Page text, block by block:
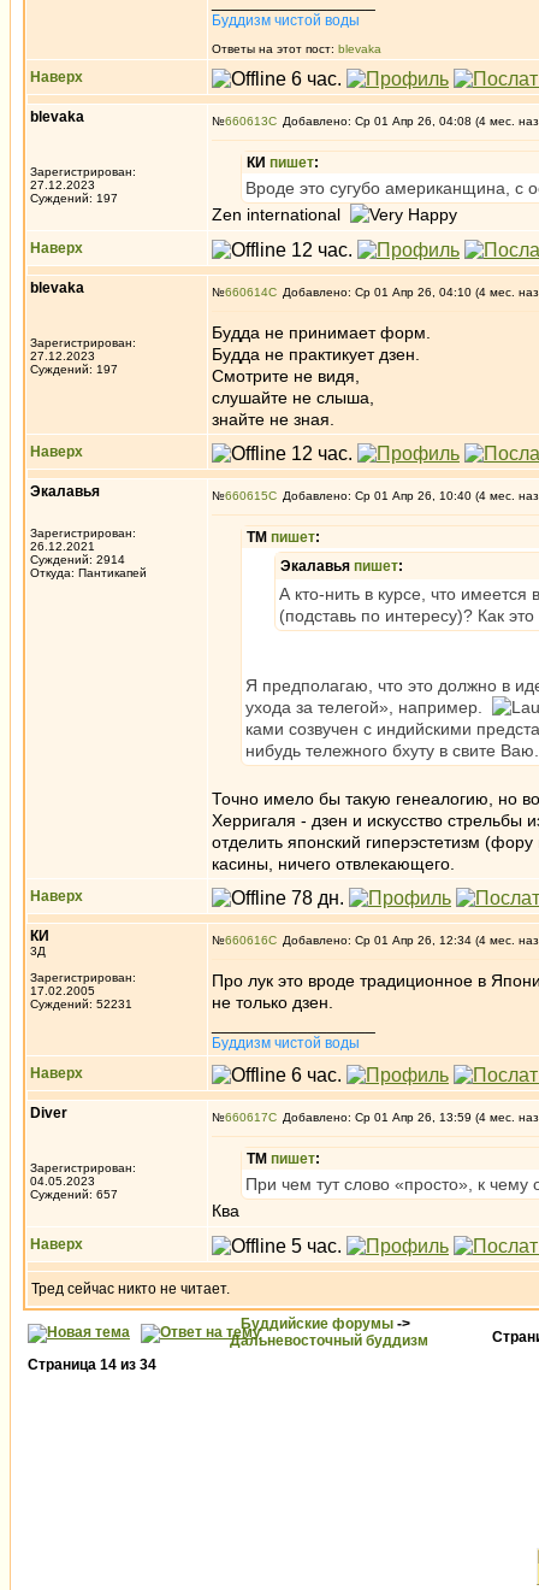
Буддизм чистой воды
Ответы на этот пост: blevaka
Наверх
blevaka
Зарегистрирован:
27.12.2023
Суждений: 197
№660613 Добавлено: Ср 01 Апр 26, 04:08 (4 мес.
КИ пишет:
Вроде это сугубо американщина, с
Zen international
Наверх
blevaka
Зарегистрирован:
27.12.2023
Суждений: 197
№660614 Добавлено: Ср 01 Апр 26, 04:10 (4 мес.
Будда не принимает форм.
Будда не практикует дзен.
Смотрите не видя,
слушайте не слыша,
знайте не зная.
Наверх
Экалавья
Зарегистрирован:
26.12.2021
Суждений: 2914
Откуда: Пантикапей
№660615 Добавлено: Ср 01 Апр 26, 10:40 (4 мес.
ТМ пишет:
Экалавья пишет:
А кто-нить в курсе, что
(подставь по интересу)? Как
Я предполагаю, что это должно в
ухода за телегой», например.
ками созвучен с индийскими
нибудь тележного бхуту в свите Ваю.
Точно имело бы такую генеалогию, но
Херригаля - дзен и искусство стрельбы
отделить японский гиперэстетизм
касины, ничего отвлекающего.
Наверх
КИ
3Д
Зарегистрирован:
17.02.2005
Суждений: 52231
№660616 Добавлено: Ср 01 Апр 26, 12:34 (4 мес.
Про лук это вроде традиционное в
не только дзен.
Буддизм чистой воды
Наверх
Diver
Зарегистрирован:
04.05.2023
Суждений: 657
№660617 Добавлено: Ср 01 Апр 26, 13:59 (4 мес.
ТМ пишет:
При чем тут слово «просто», к
Ква
Наверх
Тред сейчас никто не читает.
Буддийские форумы ->
Дальневосточный буддизм
Страница 14 из 34